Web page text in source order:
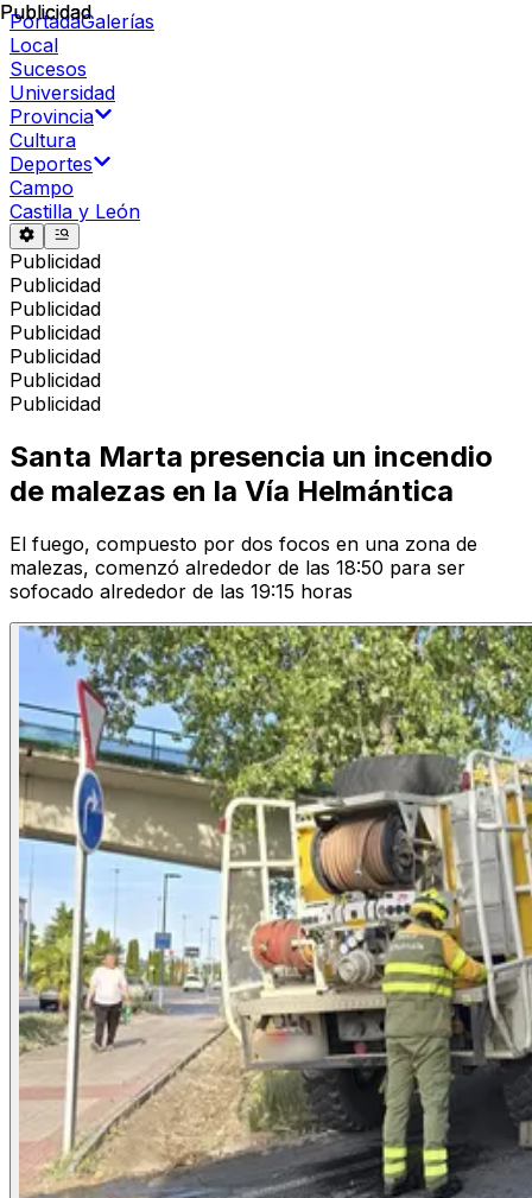
PortadaGalerías
Local
Sucesos
Universidad
Provincia
Cultura
Deportes
Campo
Castilla y León
Publicidad
Publicidad
Publicidad
Publicidad
Publicidad
Publicidad
Publicidad
Publicidad
Santa Marta presencia un incendio
de malezas en la Vía Helmántica
El fuego, compuesto por dos focos en una zona de
malezas, comenzó alrededor de las 18:50 para ser
sofocado alrededor de las 19:15 horas
Publicidad